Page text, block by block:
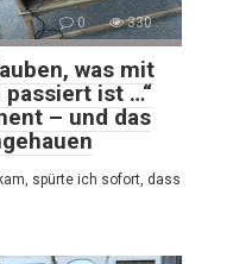
0 330
was mit
ist …“
– und das
spürte ich sofort, dass